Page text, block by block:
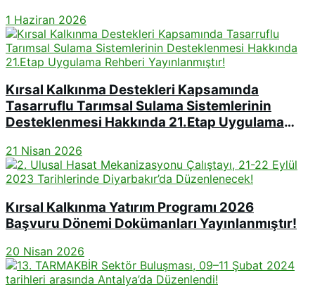
1 Haziran 2026
Kırsal Kalkınma Destekleri Kapsamında
Tasarruflu Tarımsal Sulama Sistemlerinin
Desteklenmesi Hakkında 21.Etap Uygulama
21 Nisan 2026
Kırsal Kalkınma Yatırım Programı 2026
Başvuru Dönemi Dokümanları Yayınlanmıştır!
20 Nisan 2026